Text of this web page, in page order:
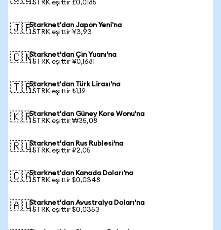
1 STRK eşittir £0,0185
🇯🇵Starknet'dan Japon Yeni'na
1 STRK eşittir ¥3,93
🇨🇳Starknet'dan Çin Yuanı'na
1 STRK eşittir ¥0,1681
🇹🇷Starknet'dan Türk Lirası'na
1 STRK eşittir ₺1,19
🇰🇷Starknet'dan Güney Kore Wonu'na
1 STRK eşittir ₩35,08
🇷🇺Starknet'dan Rus Rublesi'na
1 STRK eşittir ₽2,05
🇨🇦Starknet'dan Kanada Doları'na
1 STRK eşittir $0,0348
🇦🇺Starknet'dan Avustralya Doları'na
1 STRK eşittir $0,0353